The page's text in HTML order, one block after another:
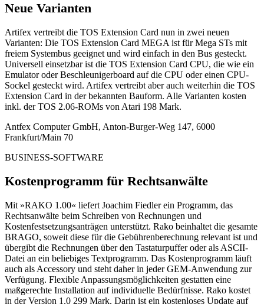
Neue Varianten
Artifex vertreibt die TOS Extension Card nun in zwei neuen
Varianten: Die TOS Extension Card MEGA ist für Mega STs mit
freiem Systembus geeignet und wird einfach in den Bus gesteckt.
Universell einsetzbar ist die TOS Extension Card CPU, die wie ein
Emulator oder Beschleunigerboard auf die CPU oder einen CPU-
Sockel gesteckt wird. Artifex vertreibt aber auch weiterhin die TOS
Extension Card in der bekannten Bauform. Alle Varianten kosten
inkl. der TOS 2.06-ROMs von Atari 198 Mark.
Antfex Computer GmbH, Anton-Burger-Weg 147, 6000
Frankfurt/Main 70
BUSINESS-SOFTWARE
Kostenprogramm für Rechtsanwälte
Mit »RAKO 1.00« liefert Joachim Fiedler ein Programm, das
Rechtsanwälte beim Schreiben von Rechnungen und
Kostenfestsetzungsanträgen unterstützt. Rako beinhaltet die gesamte
BRAGO, soweit diese für die Gebührenberechnung relevant ist und
übergibt die Rechnungen über den Tastaturpuffer oder als ASCII-
Datei an ein beliebiges Textprogramm. Das Kostenprogramm läuft
auch als Accessory und steht daher in jeder GEM-Anwendung zur
Verfügung. Flexible Anpassungsmöglichkeiten gestatten eine
maßgerechte Installation auf individuelle Bedürfnisse. Rako kostet
in der Version 1.0 299 Mark. Darin ist ein kostenloses Update auf